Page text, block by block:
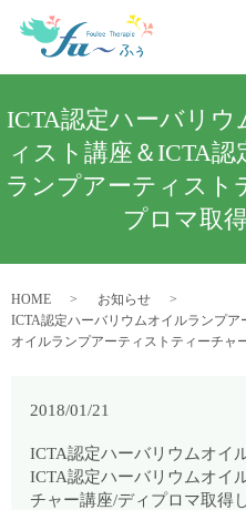
ICTA認定ハーバリ
ィスト講座＆ICTA
ランプアーティスト
プロマ取
HOME
お知らせ
ICTA認定ハーバリウムオイルランプ
オイルランプアーティストティーチャ
2018/01/21
ICTA認定ハーバリウムオイ
ICTA認定ハーバリウムオイ
チャー講座/ディプロマ取得